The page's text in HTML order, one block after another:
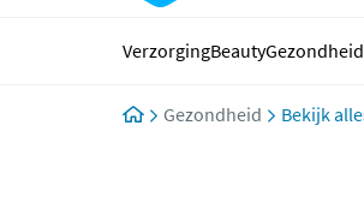
VerzorgingBeautyGezondheid
Gezondheid